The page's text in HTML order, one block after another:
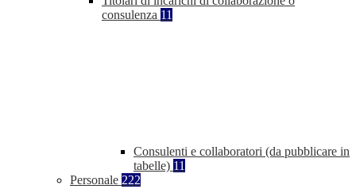
consulenza 11
Consulenti e collaboratori (da pubblicare in
tabelle) 11
Personale 222